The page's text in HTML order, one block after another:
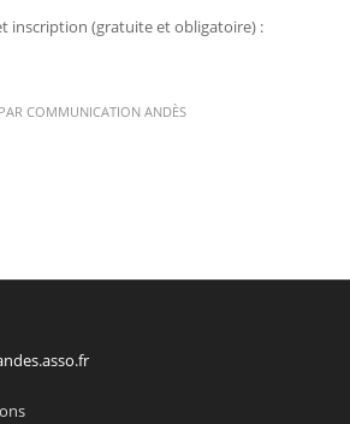
inscription (gratuite et obligatoire) :
PAR COMMUNICATION ANDÈS